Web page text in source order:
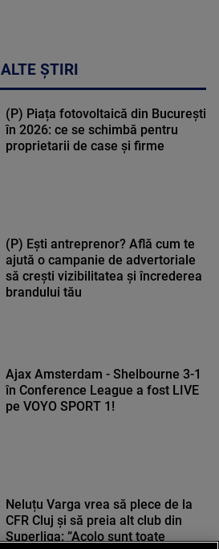
ALTE ȘTIRI
(P) Piața fotovoltaică din București
în 2026: ce se schimbă pentru
proprietarii de case și firme
(P) Ești antreprenor? Află cum te
ajută o campanie de advertoriale
să crești vizibilitatea și încrederea
brandului tău
Ajax Amsterdam - Shelbourne 3-1
în Conference League a fost LIVE
pe VOYO SPORT 1!
Neluțu Varga vrea să plece de la
CFR Cluj și să preia alt club din
Superliga: ”Acolo sunt toate